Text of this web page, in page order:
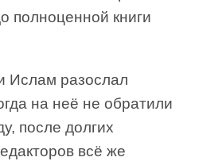
полноценной книги
Ислам разослал
на неё не обратили
после долгих
всё же